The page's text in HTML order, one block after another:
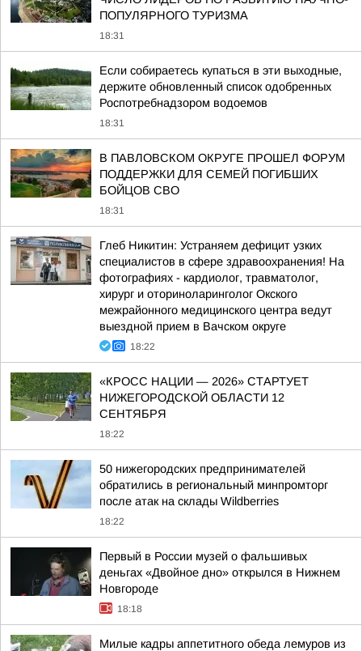
ПОПУЛЯРНОГО ТУРИЗМА
18:31
Если собираетесь купаться в эти выходные,
держите обновленный список одобренных
Роспотребнадзором водоемов
18:31
В ПАВЛОВСКОМ ОКРУГЕ ПРОШЕЛ ФОРУМ
ПОДДЕРЖКИ ДЛЯ СЕМЕЙ ПОГИБШИХ
БОЙЦОВ СВО
18:31
Глеб Никитин: Устраняем дефицит узких
специалистов в сфере здравоохранения! На
фотографиях - кардиолог, травматолог,
хирург и оториноларинголог Окского
межрайонного медицинского центра ведут
выездной прием в Вачском округе
18:22
«КРОСС НАЦИИ — 2026» СТАРТУЕТ
НИЖЕГОРОДСКОЙ ОБЛАСТИ 12
СЕНТЯБРЯ
18:22
50 нижегородских предпринимателей
обратились в региональный минпромторг
после атак на склады Wildberries
18:22
Первый в России музей о фальшивых
деньгах «Двойное дно» открылся в Нижнем
Новгороде
18:18
Милые кадры аппетитного обеда лемуров из